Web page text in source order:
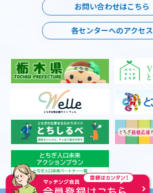
お問い合わせはこちら
各センターへのアクセス